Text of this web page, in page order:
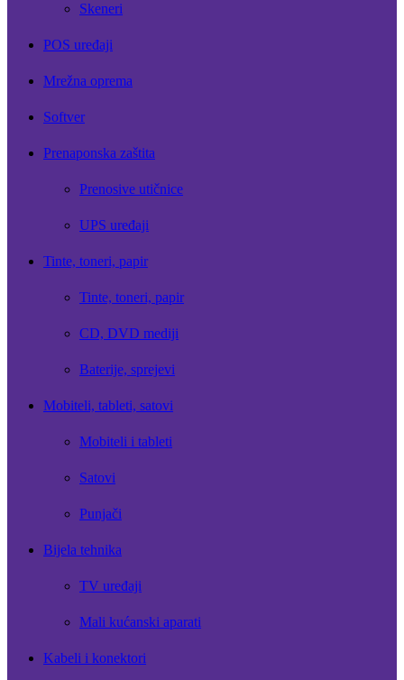
Skeneri
POS uređaji
Mrežna oprema
Softver
Prenaponska zaštita
Prenosive utičnice
UPS uređaji
Tinte, toneri, papir
Tinte, toneri, papir
CD, DVD mediji
Baterije, sprejevi
Mobiteli, tableti, satovi
Mobiteli i tableti
Satovi
Punjači
Bijela tehnika
TV uređaji
Mali kućanski aparati
Kabeli i konektori